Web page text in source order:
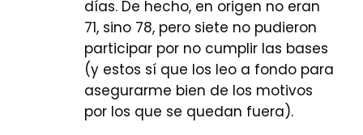
días. De hecho, en origen no eran
71, sino 78, pero siete no pudieron
participar por no cumplir las bases
(y estos sí que los leo a fondo para
asegurarme bien de los motivos
por los que se quedan fuera).